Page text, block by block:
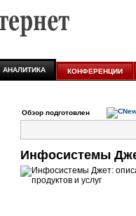
АНАЛИТИКА КОНФЕРЕНЦИИ
Обзор подготовлен
Инфосистемы